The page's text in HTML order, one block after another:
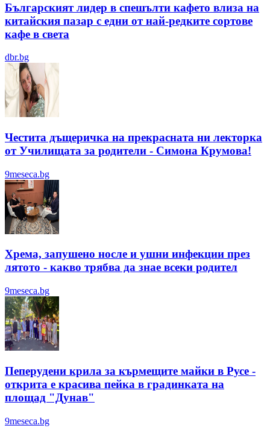
Българският лидер в спешълти кафето влиза на
китайския пазар с едни от най-редките сортове
кафе в света
dbr.bg
Честита дъщеричка на прекрасната ни лекторка
от Училищата за родители - Симона Крумова!
9meseca.bg
Хрема, запушено носле и ушни инфекции през
лятотo - какво трябва да знае всеки родител
9meseca.bg
Пеперудени крила за кърмещите майки в Русе -
открита е красива пейка в градинката на
площад "Дунав"
9meseca.bg